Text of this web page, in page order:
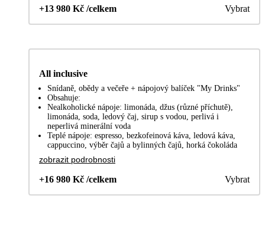
+13 980 Kč /celkem Vybrat
All inclusive
Snídaně, obědy a večeře + nápojový balíček "My Drinks"
Obsahuje:
Nealkoholické nápoje: limonáda, džus (různé příchutě),
limonáda, soda, ledový čaj, sirup s vodou, perlivá i
neperlivá minerální voda
Teplé nápoje: espresso, bezkofeinová káva, ledová káva,
cappuccino, výběr čajů a bylinných čajů, horká čokoláda
zobrazit podrobnosti
+16 980 Kč /celkem Vybrat